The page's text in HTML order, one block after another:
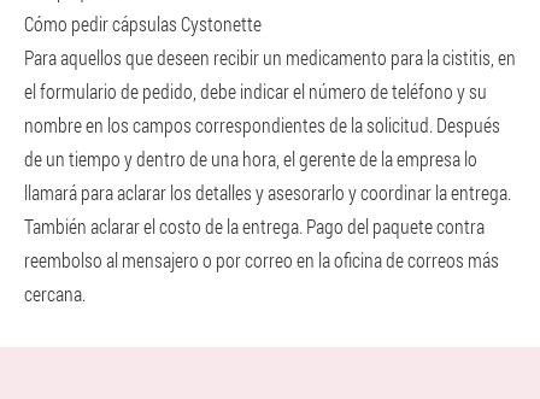
Cómo pedir cápsulas Cystonette
Para aquellos que deseen recibir un medicamento para la cistitis, en
el formulario de pedido, debe indicar el número de teléfono y su
nombre en los campos correspondientes de la solicitud. Después
de un tiempo y dentro de una hora, el gerente de la empresa lo
llamará para aclarar los detalles y asesorarlo y coordinar la entrega.
También aclarar el costo de la entrega. Pago del paquete contra
reembolso al mensajero o por correo en la oficina de correos más
cercana.